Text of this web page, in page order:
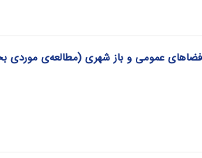
عمومی و باز شهری (مطالعه‌ی موردی